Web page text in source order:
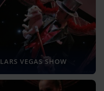
LARS VEGAS SHOW